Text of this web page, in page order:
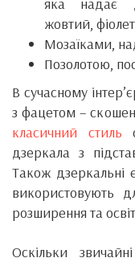
жовтий,
Мозаїками,
Позолотою,
В сучасному
з фацетом –
класичний стиль
дзеркала з
Також дзеркальні
використовують
розширення та
Оскільки